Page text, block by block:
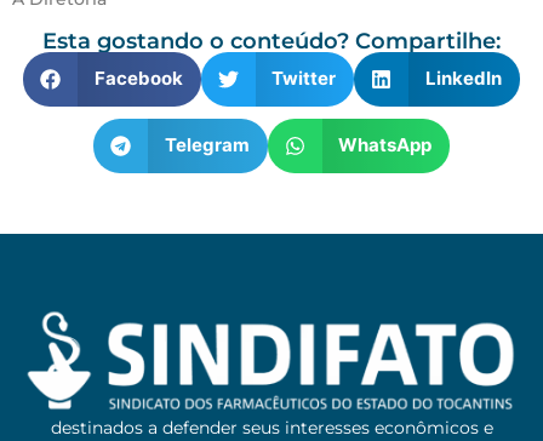
Esta gostando o conteúdo? Compartilhe:
Facebook Twitter LinkedIn
Telegram WhatsApp
destinados a defender seus interesses econômicos e